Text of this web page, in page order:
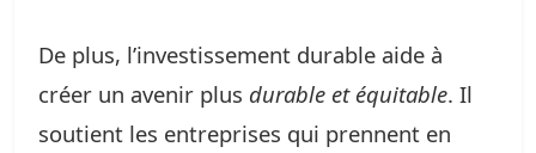
De plus, l’investissement durable aide à
créer un avenir plus durable et équitable. Il
soutient les entreprises qui prennent en